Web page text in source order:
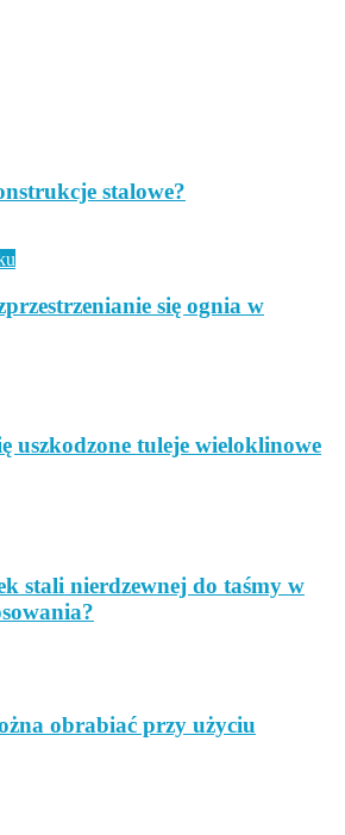
stalowe?
się ognia w
uszkodzone tuleje wieloklinowe
stali nierdzewnej do taśmy w
obrabiać przy użyciu